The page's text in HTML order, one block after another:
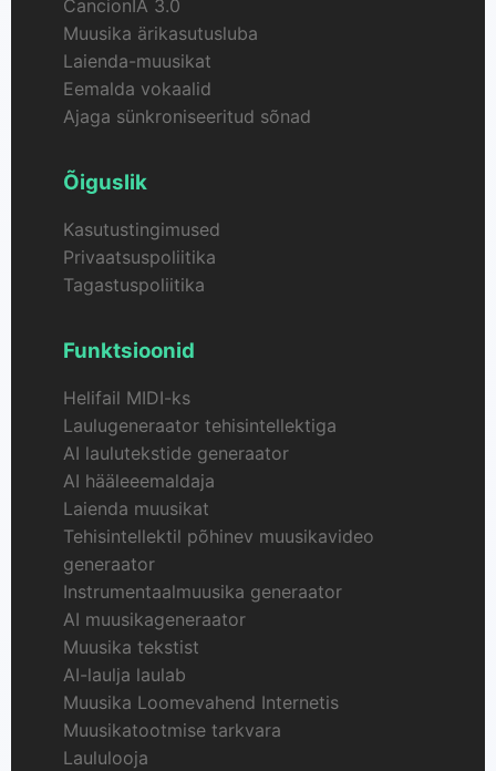
CancionIA 3.0
Muusika ärikasutusluba
Laienda-muusikat
Eemalda vokaalid
Ajaga sünkroniseeritud sõnad
Õiguslik
Kasutustingimused
Privaatsuspoliitika
Tagastuspoliitika
Funktsioonid
Helifail MIDI-ks
Laulugeneraator tehisintellektiga
AI laulutekstide generaator
AI hääleeemaldaja
Laienda muusikat
Tehisintellektil põhinev muusikavideo
generaator
Instrumentaalmuusika generaator
AI muusikageneraator
Muusika tekstist
AI-laulja laulab
Muusika Loomevahend Internetis
Muusikatootmise tarkvara
Laululooja